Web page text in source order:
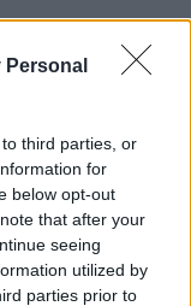
Personal
third parties, or
for
below opt-out
that after your
seeing
utilized by
parties prior to
οι
σας